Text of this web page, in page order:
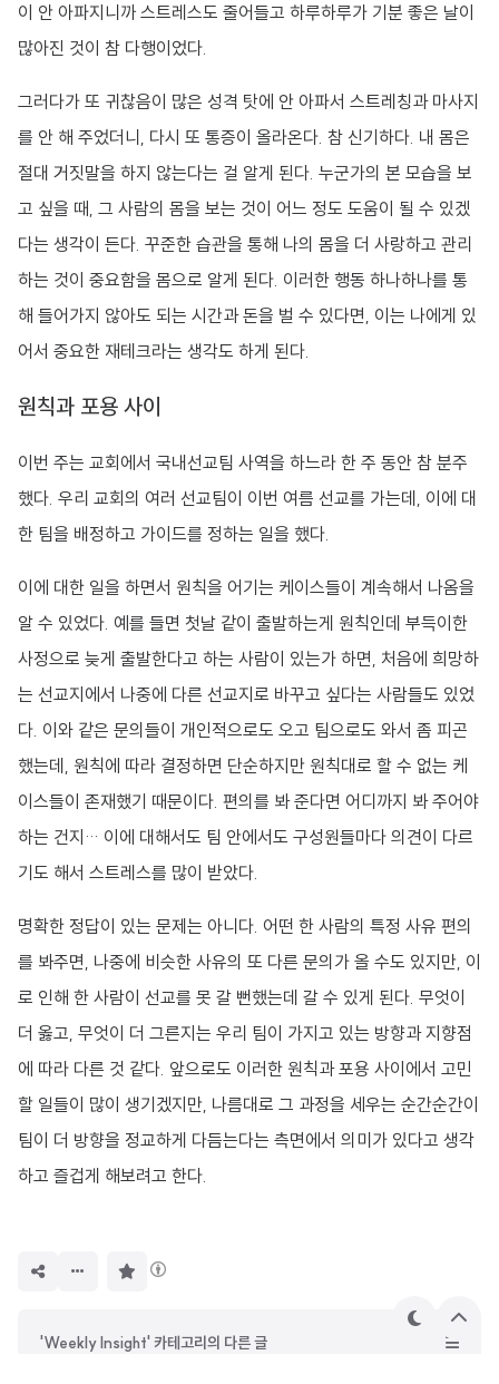
이 안 아파지니까 스트레스도 줄어들고 하루하루가 기분 좋은 날이
많아진 것이 참 다행이었다.
그러다가 또 귀찮음이 많은 성격 탓에 안 아파서 스트레칭과 마사지
를 안 해 주었더니, 다시 또 통증이 올라온다. 참 신기하다. 내 몸은
절대 거짓말을 하지 않는다는 걸 알게 된다. 누군가의 본 모습을 보
고 싶을 때, 그 사람의 몸을 보는 것이 어느 정도 도움이 될 수 있겠
다는 생각이 든다. 꾸준한 습관을 통해 나의 몸을 더 사랑하고 관리
하는 것이 중요함을 몸으로 알게 된다. 이러한 행동 하나하나를 통
해 들어가지 않아도 되는 시간과 돈을 벌 수 있다면, 이는 나에게 있
어서 중요한 재테크라는 생각도 하게 된다.
원칙과 포용 사이
이번 주는 교회에서 국내선교팀 사역을 하느라 한 주 동안 참 분주
했다. 우리 교회의 여러 선교팀이 이번 여름 선교를 가는데, 이에 대
한 팀을 배정하고 가이드를 정하는 일을 했다.
이에 대한 일을 하면서 원칙을 어기는 케이스들이 계속해서 나옴을
알 수 있었다. 예를 들면 첫날 같이 출발하는게 원칙인데 부득이한
사정으로 늦게 출발한다고 하는 사람이 있는가 하면, 처음에 희망하
는 선교지에서 나중에 다른 선교지로 바꾸고 싶다는 사람들도 있었
다. 이와 같은 문의들이 개인적으로도 오고 팀으로도 와서 좀 피곤
했는데, 원칙에 따라 결정하면 단순하지만 원칙대로 할 수 없는 케
이스들이 존재했기 때문이다. 편의를 봐 준다면 어디까지 봐 주어야
하는 건지… 이에 대해서도 팀 안에서도 구성원들마다 의견이 다르
기도 해서 스트레스를 많이 받았다.
명확한 정답이 있는 문제는 아니다. 어떤 한 사람의 특정 사유 편의
를 봐주면, 나중에 비슷한 사유의 또 다른 문의가 올 수도 있지만, 이
로 인해 한 사람이 선교를 못 갈 뻔했는데 갈 수 있게 된다. 무엇이
더 옳고, 무엇이 더 그른지는 우리 팀이 가지고 있는 방향과 지향점
에 따라 다른 것 같다. 앞으로도 이러한 원칙과 포용 사이에서 고민
할 일들이 많이 생기겠지만, 나름대로 그 과정을 세우는 순간순간이
팀이 더 방향을 정교하게 다듬는다는 측면에서 의미가 있다고 생각
하고 즐겁게 해보려고 한다.
'Weekly Insight' 카테고리의 다른 글
테
상
단